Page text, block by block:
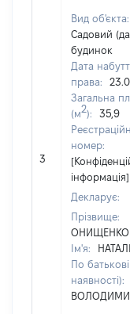
3
Вид об'єкта:
Садовий
будинок
Дата
права:
Загальна
(м2):
35,9
номер:
інформація]
Декларує:
Прізвище:
ОНИЩЕНКО
Ім'я:
По
наявності):